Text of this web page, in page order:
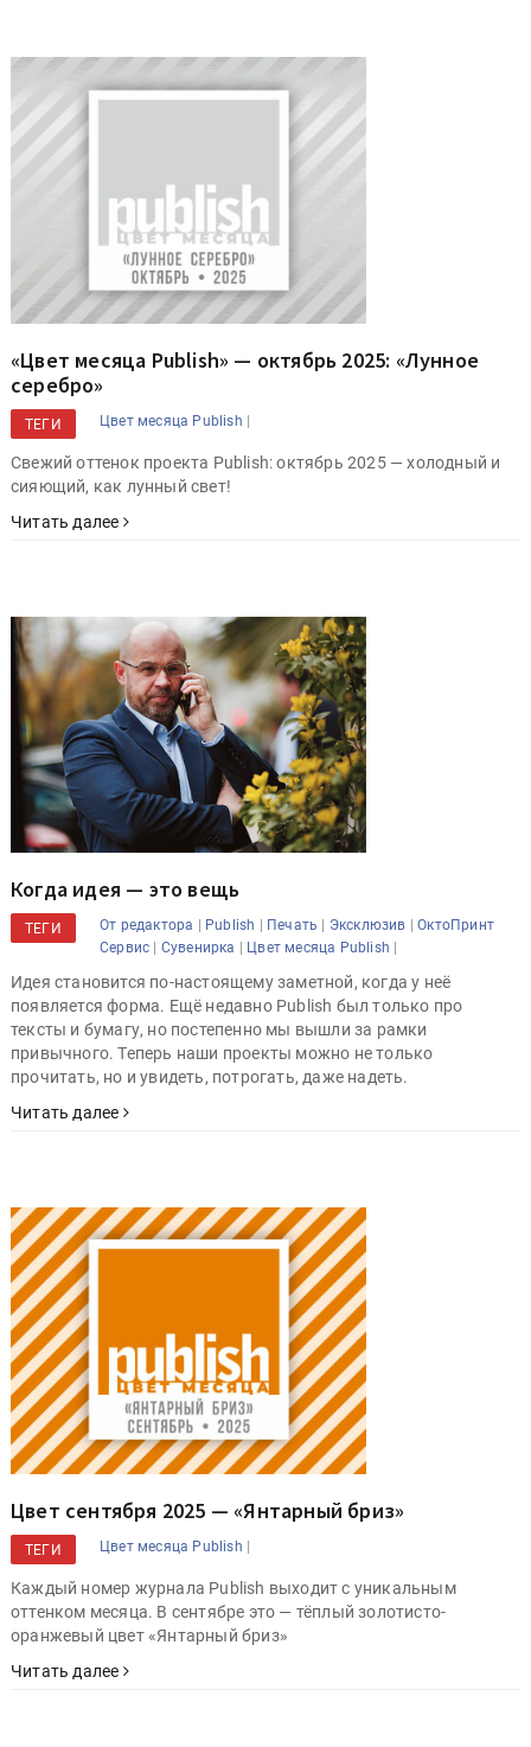
«Цвет месяца Publish» — октябрь 2025: «Лунное
серебро»
ТЕГИ Цвет месяца Publish |
Свежий оттенок проекта Publish: октябрь 2025 — холодный и
сияющий, как лунный свет!
Читать далее
Когда идея — это вещь
ТЕГИ От редактора | Publish | Печать | Эксклюзив |ОктоПринт
Сервис | Сувенирка | Цвет месяца Publish |
Идея становится по-настоящему заметной, когда у неё
появляется форма. Ещё недавно Publish был только про
тексты и бумагу, но постепенно мы вышли за рамки
привычного. Теперь наши проекты можно не только
прочитать, но и увидеть, потрогать, даже надеть.
Читать далее
Цвет сентября 2025 — «Янтарный бриз»
ТЕГИ Цвет месяца Publish |
Каждый номер журнала Publish выходит с уникальным
оттенком месяца. В сентябре это — тёплый золотисто-
оранжевый цвет «Янтарный бриз»
Читать далее